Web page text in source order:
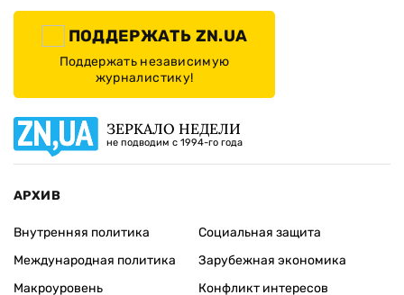
ПОДДЕРЖАТЬ ZN.UA
Поддержать независимую
журналистику!
ЗЕРКАЛО НЕДЕЛИ
не подводим с 1994-го года
АРХИВ
Внутренняя политика
Международная политика
Макроуровень
Социальная защита
Зарубежная экономика
Конфликт интересов